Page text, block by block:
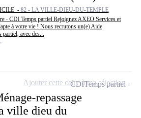
- 82 - LA VILLE-DIEU-DU-TEMPLE
- CDI Temps partiel Rejoignez AXEO Services et
à votre vie ! Nous recrutons un(e) Aide
partiel, avec des...
repassage
ville dieu du
CDITemps partiel
Ajouter cette offre à ma sélection